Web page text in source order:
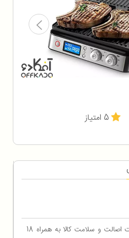
5 امتیاز
با ضمانت اصالت و سلامت کالا به همراه 18